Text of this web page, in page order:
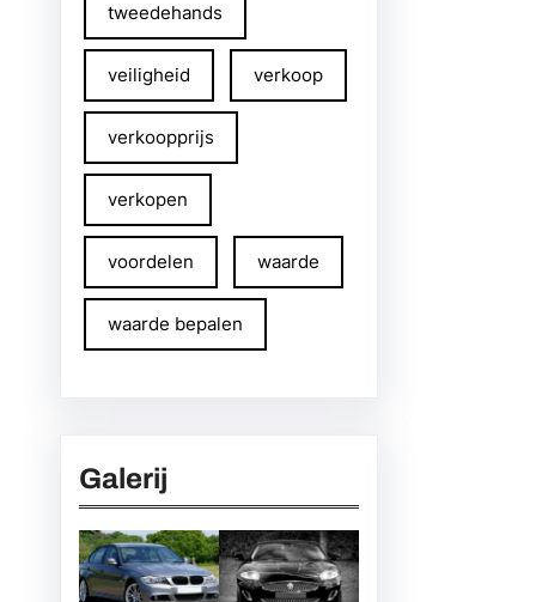
tweedehands
veiligheid verkoop
verkoopprijs
verkopen
voordelen waarde
waarde bepalen
Galerij